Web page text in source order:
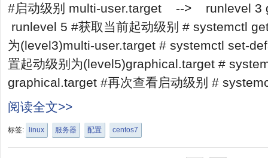
#启动级别 multi-user.target --> runlevel
runlevel 5 #获取当前起动级别 # systemctl
为(level3)multi-user.target # systemctl set-
置起动级别为(level5)graphical.target #
graphical.target #再次查看启动级别 #
阅读全文>>
标签: linux 服务器 配置 centos7